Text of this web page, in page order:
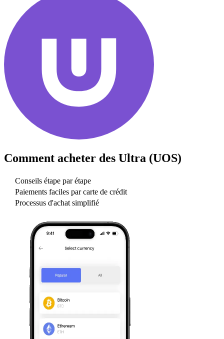
Comment acheter des Ultra (UOS)
Conseils étape par étape
Paiements faciles par carte de crédit
Processus d'achat simplifié